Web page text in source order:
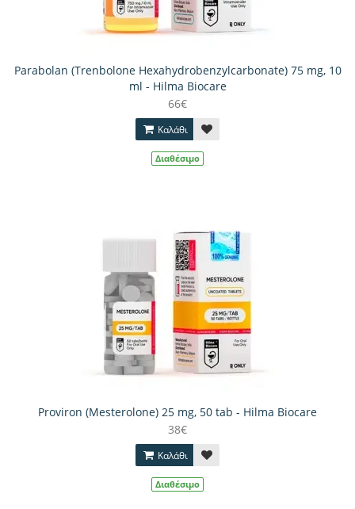
Parabolan (Trenbolone Hexahydrobenzylcarbonate) 75 mg, 10
ml - Hilma Biocare
66€
Καλάθι
Διαθέσιμο
Proviron (Mesterolone) 25 mg, 50 tab - Hilma Biocare
38€
Καλάθι
Διαθέσιμο